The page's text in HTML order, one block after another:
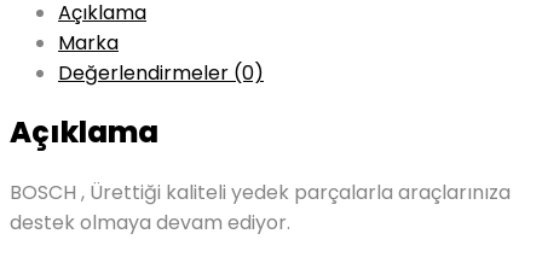
Açıklama
Marka
Değerlendirmeler (0)
Açıklama
BOSCH , Ürettiği kaliteli yedek parçalarla araçlarınıza
destek olmaya devam ediyor.